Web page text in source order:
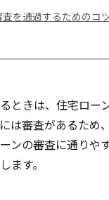
を通過するためのコ
ときは、住宅ロー
は審査があるため
ンの審査に通りや
ます。